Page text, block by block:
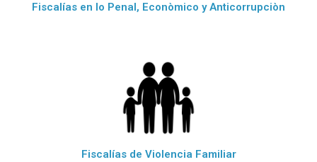
Fiscalías en lo Penal, Econòmico y Anticorrupciòn
Fiscalías de Violencia Familiar